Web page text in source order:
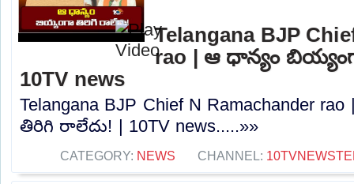
Telangana BJP
rao | ఆ ధాన్యం
10TV news
Telangana BJP Chief N Ramachander
తిరిగి రాలేదు! | 10TV news.....»»
CATEGORY: NEWS CHANNEL: